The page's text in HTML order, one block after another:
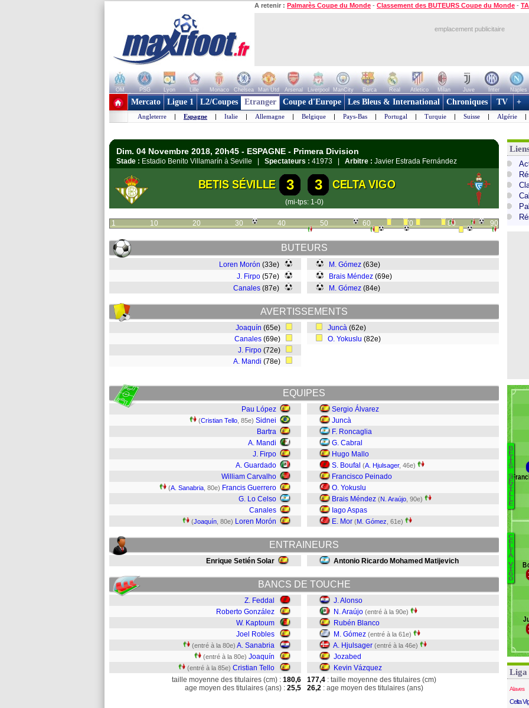
A retenir : Palmarès Coupe du Monde - Classement des BUTEURS Coupe du Monde -
emplacement publicitaire
OM PSG Lyon Lille Monaco Chelsea Man Utd Arsenal Liverpool ManCity Barca Real Atletico Milan Juve Inter Naples
+ de clubs
Mercato Ligue 1 L2/Coupes Etranger Coupe d'Europe Les Bleus & International Chroniques TV +
Angleterre | Espagne | Italie | Allemagne | Belgique | Pays-Bas | Portugal | Turquie | Suisse | Algérie |
Dim. 04 Novembre 2018, 20h45 - ESPAGNE - Primera Division
Stade : Estadio Benito Villamarín à Seville | Spectateurs : 41973 | Arbitre : Javier Estrada Fernández
BETIS SÉVILLE 3 3 CELTA VIGO
(mi-tps: 1-0)
1 10 20 30 40 50 60 70 80 90
BUTEURS
Loren Morón (33e)
J. Firpo (57e)
Canales (87e)
M. Gómez (63e)
Brais Méndez (69e)
M. Gómez (84e)
AVERTISSEMENTS
Joaquín (65e)
Canales (69e)
J. Firpo (72e)
A. Mandi (78e)
Juncà (62e)
O. Yokuslu (82e)
EQUIPES
Pau López
(Cristian Tello , 85e) Sidnei
Bartra
A. Mandi
J. Firpo
A. Guardado
William Carvalho
(A. Sanabria , 80e) Francis Guerrero
G. Lo Celso
Canales
(Joaquín , 80e) Loren Morón
Sergio Álvarez
Juncà
F. Roncaglia
G. Cabral
Hugo Mallo
S. Boufal (A. Hjulsager, 46e)
Francisco Peinado
O. Yokuslu
Brais Méndez (N. Araújo , 90e)
Iago Aspas
E. Mor (M. Gómez , 61e)
ENTRAINEURS
Enrique Setién Solar Antonio Ricardo Mohamed Matijevich
BANCS DE TOUCHE
Z. Feddal
Roberto González
W. Kaptoum
Joel Robles
(entré à la 80e) A. Sanabria
(entré à la 80e) Joaquín
(entré à la 85e) Cristian Tello
J. Alonso
N. Araújo (entré à la 90e)
Rubén Blanco
M. Gómez (entré à la 61e)
A. Hjulsager (entré à la 46e)
Jozabed
Kevin Vázquez
taille moyenne des titulaires (cm) : 180,6
age moyen des titulaires (ans) : 25,5
177,4 : taille moyenne des titulaires (cm)
26,2 : age moyen des titulaires (ans)
B
E
T
I
S
S
É
V
I
L
L
E
C
E
L
T
A
V
I
G
O
Liga
Alaves
Celta